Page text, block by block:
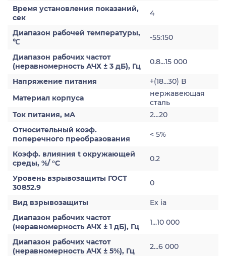
Время установления показаний,
сек
4
Диапазон рабочей температуры,
℃
-55:150
Диапазон рабочих частот
(неравномерность АЧХ ± 3 дБ), Гц
0.8...15 000
Напряжение питания
+(18...30) В
Материал корпуса
нержавеющая
сталь
Ток питания, мА
2…20
Относительный коэф.
поперечного преобразования
< 5%
Коэфф. влияния t окружающей
среды, %/ °С
0.2
Уровень взрывозащиты ГОСТ
30852.9
0
Вид взрывозащиты
Ex ia
Диапазон рабочих частот
(неравномерность АЧХ ± 1 дБ), Гц
1...10 000
Диапазон рабочих частот
(неравномерность АЧХ ± 5%), Гц
2...6 000